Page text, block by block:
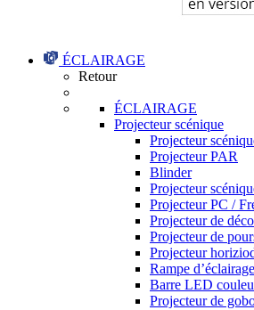
ÉCLAIRAGE
Retour
ÉCLAIRAGE
Projecteur scénique
Projecteur
Projecteur PAR
Blinder
Projecteur
Projecteur PC /
Projecteur de
Projecteur de
Projecteur
Rampe
Barre LED
Projecteur de